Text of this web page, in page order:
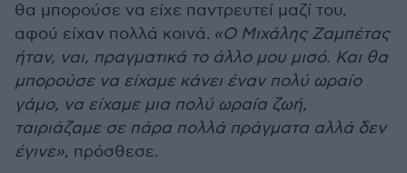
θα μπορούσε να είχε παντρευτεί μαζί του,
αφού είχαν πολλά κοινά. «Ο Μιχάλης Ζαμπέτας
ήταν, ναι, πραγματικά το άλλο μου μισό. Και θα
μπορούσε να είχαμε κάνει έναν πολύ ωραίο
γάμο, να είχαμε μια πολύ ωραία ζωή,
ταιριάζαμε σε πάρα πολλά πράγματα αλλά δεν
έγινε», πρόσθεσε.